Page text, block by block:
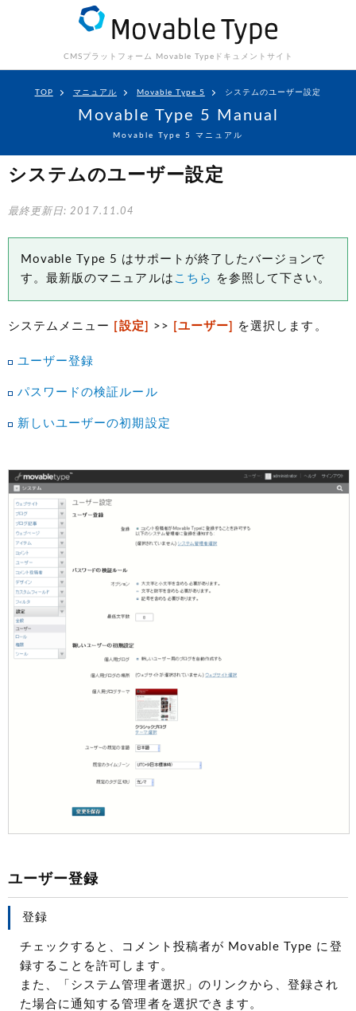
CMSプラットフォーム Movable Type ドキュメントサイト
TOP マニュアル Movable Type 5 システムのユーザー設定
Movable Type 5 Manual
Movable Type 5 マニュアル
システムのユーザー設定
最終更新日: 2017.11.04
Movable Type 5 はサポートが終了したバージョンで
す。最新版のマニュアルは こちら を参照して下さい。
システムメニュー [設定] >> [ユーザー] を選択します。
ユーザー登録
パスワードの検証ルール
新しいユーザーの初期設定
ユーザー登録
登録
チェックすると、コメント投稿者が Movable Type に登
録することを許可します。
また、「システム管理者選択」のリンクから、登録され
た場合に通知する管理者を選択できます。